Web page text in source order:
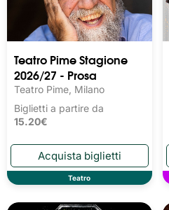
Teatro Pime Stagione
2026/27 - Prosa
Teatro Pime, Milano
Biglietti a partire da
15.20€
Teatro